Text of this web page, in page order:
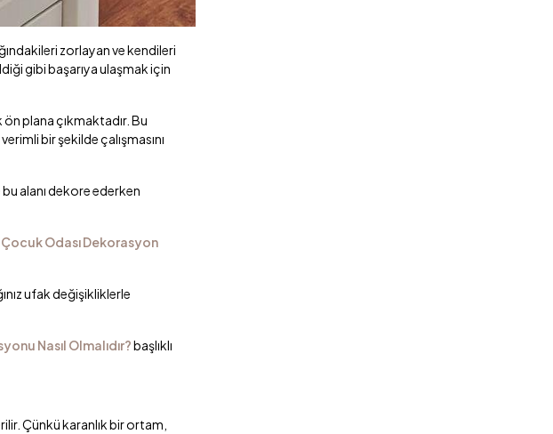
zorlayan ve kendileri
gibi başarıya ulaşmak için
plana çıkmaktadır. Bu
bir şekilde çalışmasını
alanı dekore ederken
Çocuk Odası Dekorasyon
ufak değişikliklerle
Nasıl Olmalıdır?başlıklı
Çünkü karanlık bir ortam,